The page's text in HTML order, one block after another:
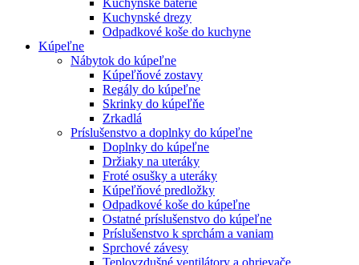
Kuchynské drezy
Odpadkové koše do kuchyne
Kúpeľne
Nábytok do kúpeľne
Kúpeľňové zostavy
Regály do kúpeľne
Skrinky do kúpeľňe
Zrkadlá
Príslušenstvo a doplnky do kúpeľne
Doplnky do kúpeľne
Držiaky na uteráky
Froté osušky a uteráky
Kúpeľňové predložky
Odpadkové koše do kúpeľne
Ostatné príslušenstvo do kúpeľne
Príslušenstvo k sprchám a vaniam
Sprchové závesy
Teplovzdušné ventilátory a ohrievače